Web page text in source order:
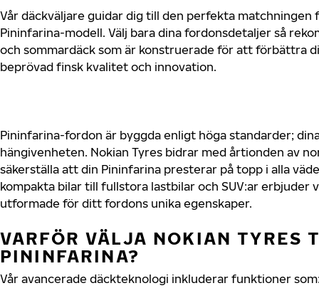
Vår däckväljare guidar dig till den perfekta matchningen
Pininfarina-modell. Välj bara dina fordonsdetaljer så
och sommardäck som är konstruerade för att förbättra
beprövad finsk kvalitet och innovation.
Pininfarina-fordon är byggda enligt höga standarder;
hängivenheten. Nokian Tyres bidrar med årtionden av
säkerställa att din Pininfarina presterar på topp i alla
kompakta bilar till fullstora lastbilar och SUV:ar erbjuder
utformade för ditt fordons unika egenskaper.
VARFÖR VÄLJA NOKIAN TYRES
PININFARINA?
Vår avancerade däckteknologi inkluderar funktioner